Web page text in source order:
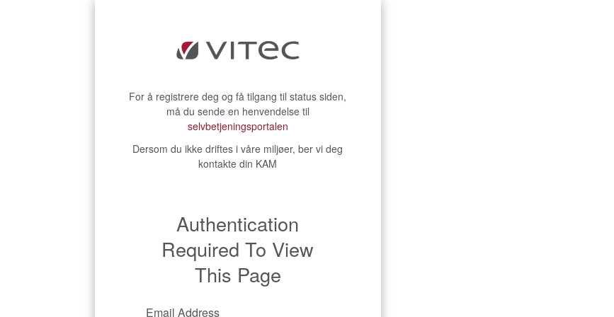
For å registrere deg og få tilgang til status siden,
må du sende en henvendelse til
selvbetjeningsportalen
Dersom du ikke driftes i våre miljøer, ber vi deg
kontakte din KAM
Authentication
Required To View
This Page
Email Address